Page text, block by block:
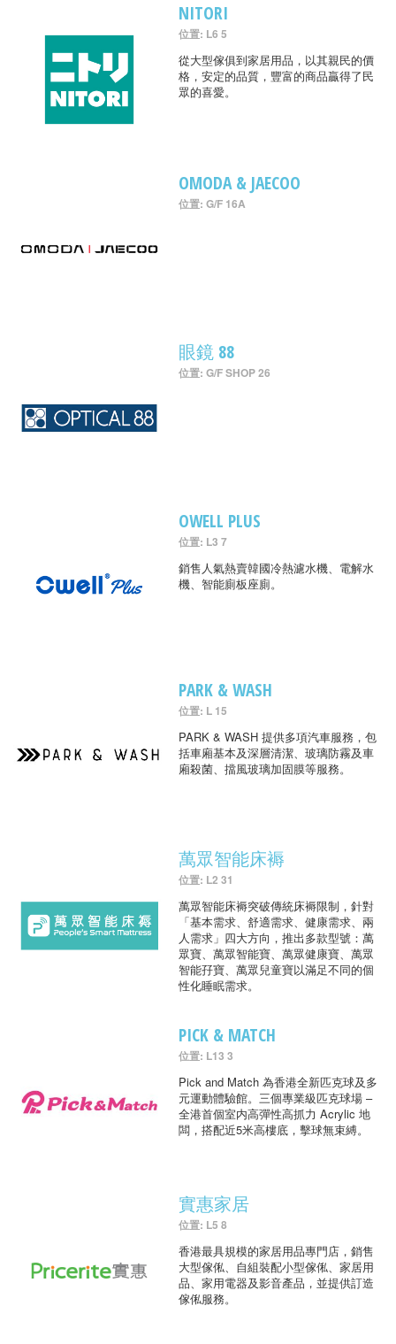
NITORI
位置: L6 5
從大型傢俱到家居用品，以其親民的價
格，安定的品質，豐富的商品贏得了民
眾的喜愛。
OMODA & JAECOO
位置: G/F 16A
眼鏡 88
位置: G/F SHOP 26
OWELL PLUS
位置: L3 7
銷售人氣熱賣韓國冷熱濾水機、電解水
機、智能廁板座廁。
PARK & WASH
位置: L 15
PARK & WASH 提供多項汽車服務，包
括車廂基本及深層清潔、玻璃防霧及車
廂殺菌、擋風玻璃加固膜等服務。
萬眾智能床褥
位置: L2 31
萬眾智能床褥突破傳統床褥限制，針對
「基本需求、舒適需求、健康需求、兩
人需求」四大方向，推出多款型號：萬
眾寶、萬眾智能寶、萬眾健康寶、萬眾
智能孖寶、萬眾兒童寶以滿足不同的個
性化睡眠需求。
PICK & MATCH
位置: L13 3
Pick and Match 為香港全新匹克球及多
元運動體驗館。三個專業級匹克球場 –
全港首個室内高彈性高抓力 Acrylic 地
闆，搭配近5米高樓底，擊球無束縛。
實惠家居
位置: L5 8
香港最具規模的家居用品專門店，銷售
大型傢俬、自組裝配小型傢俬、家居用
品、家用電器及影音產品，並提供訂造
傢俬服務。